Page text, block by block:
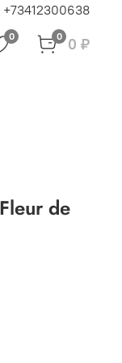
+73412300638
0 0 0 ₽
de